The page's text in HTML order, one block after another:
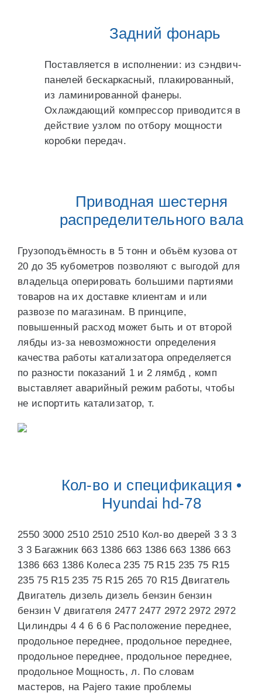
Задний фонарь
Поставляется в исполнении: из сэндвич-
панелей бескаркасный, плакированный,
из ламинированной фанеры.
Охлаждающий компрессор приводится в
действие узлом по отбору мощности
коробки передач.
Приводная шестерня
распределительного вала
Грузоподъёмность в 5 тонн и объём кузова от
20 до 35 кубометров позволяют с выгодой для
владельца оперировать большими партиями
товаров на их доставке клиентам и или
развозе по магазинам. В принципе,
повышенный расход может быть и от второй
лябды из-за невозможности определения
качества работы катализатора определяется
по разности показаний 1 и 2 лямбд , комп
выставляет аварийный режим работы, чтобы
не испортить катализатор, т.
Кол-во и спецификация •
Hyundai hd-78
2550 3000 2510 2510 2510 Кол-во дверей 3 3 3
3 3 Багажник 663 1386 663 1386 663 1386 663
1386 663 1386 Колеса 235 75 R15 235 75 R15
235 75 R15 235 75 R15 265 70 R15 Двигатель
Двигатель дизель дизель бензин бензин
бензин V двигателя 2477 2477 2972 2972 2972
Цилиндры 4 4 6 6 6 Расположение переднее,
продольное переднее, продольное переднее,
продольное переднее, продольное переднее,
продольное Мощность, л. По словам
мастеров, на Pajero такие проблемы